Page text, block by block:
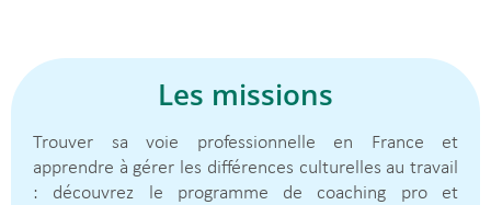
Les missions
Trouver sa voie professionnelle en France et
apprendre à gérer les différences culturelles au travail
: découvrez le programme de coaching pro et